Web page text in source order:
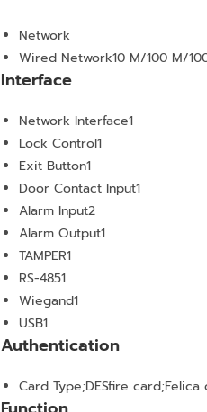
Network
Wired Network10 M/100 M/
Interface
Network Interface1
Lock Control1
Exit Button1
Door Contact Input1
Alarm Input2
Alarm Output1
TAMPER1
RS-4851
Wiegand1
USB1
Authentication
Card Type;DESfire card;Felica